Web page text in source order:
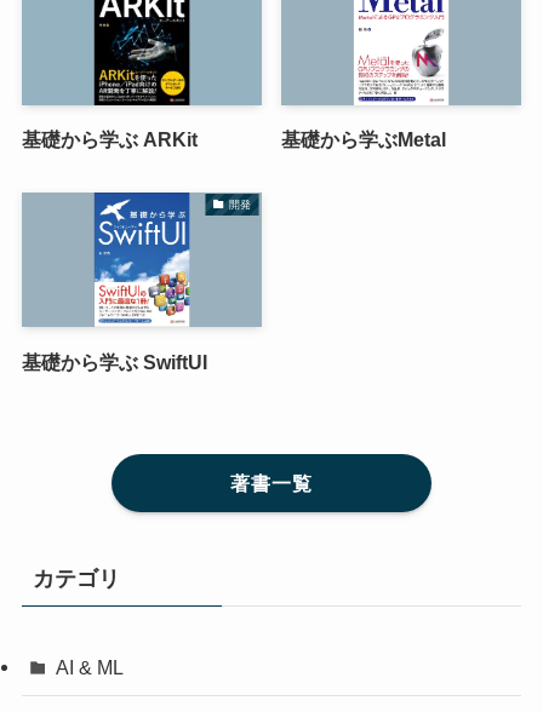
基礎から学ぶ ARKit 基礎から学ぶMetal
開発
基礎から学ぶ SwiftUI
著書一覧
カテゴリ
AI & ML